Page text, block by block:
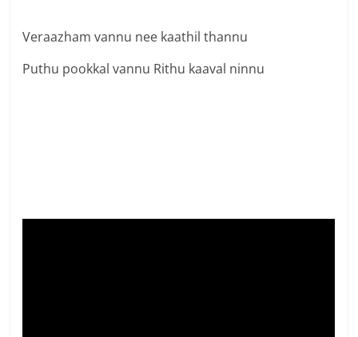
Veraazham vannu nee kaathil thannu
Puthu pookkal vannu Rithu kaaval ninnu